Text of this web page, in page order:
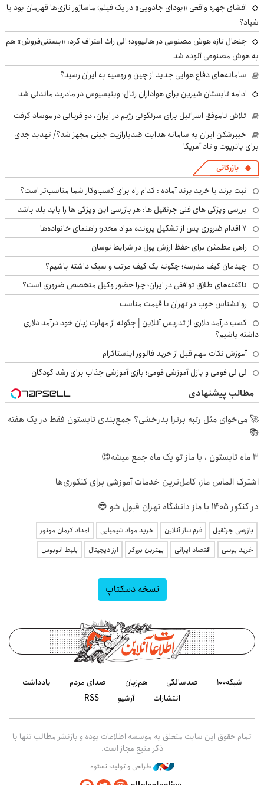
افشای چهره واقعی «بودای جادویی» در یک فیلم؛ ماساژور نازی‌ها قهرمان بود یا
شیاد؟
جنجال تازه هوش مصنوعی در هالیوود؛ الی راث اعتراف کرد: «بستنی‌فروش» هم
به هوش مصنوعی آلوده شد
سامانه‌های دفاع هوایی جدید از چین و روسیه به ایران رسید؟
ادامه تابستان شیرین برای هواداران رئال؛ وینیسیوس در مادرید ماندنی شد
تلاش ناموفق اسرائیل برای سرنگونی رژیم در ایران، دو قربانی در موساد گرفت
خیبرشکن ایران به سامانه هدایت ضدپارازیت چینی مجهز شد؟/ تهدید جدی
برای پاتریوت و تاد آمریکا
بازرگانی
ثبت برند یا خرید برند آماده : کدام راه برای کسب‌وکار شما مناسب‌تر است؟
بررسی ویژگی های فنی جرثقیل ها: هر بازرسی این ویژگی ها را باید بلد باشد
۷ اقدام ضروری پس از تشکیل پرونده مواد مخدر؛ راهنمای خانواده‌ها
راهی مطمئن برای حفظ ارزش پول در شرایط نوسان
چیدمان کیف مدرسه؛ چگونه یک کیف مرتب و سبک داشته باشیم؟
ناگفته‌های طلاق توافقی در ایران؛ چرا حضور وکیل متخصص ضروری است؟
روانشناس خوب در تهران با قیمت مناسب
کسب درآمد دلاری از تدریس آنلاین | چگونه از مهارت زبان خود درآمد دلاری
داشته باشیم؟
آموزش نکات مهم قبل از خرید فالوور اینستاگرام
لی لی فومی و پازل آموزشی فومی؛ بازی آموزشی جذاب برای رشد کودکان
مطالب پیشنهادی
🚀 می‌خوای مثل رتبه برترا بدرخشی؟ جمع‌بندی تابستون فقط در یک هفته
📚
3 ماه تابستون ، با ماز تو یک ماه جمع میشه😍
اشترک الماس ماز: کامل‌ترین خدمات آموزشی برای کنکوری‌ها
در کنکور 1405 با ماز دانشگاه تهران قبول شو 😎
بازرسی جرثقیل فرم ساز آنلاین خرید مواد شیمیایی
امداد کرمان موتور
خرید یوسی
اقتصاد ایرانی بهترین بروکر ارز دیجیتال بلیط اتوبوس
نسخه دسکتاپ
شبکه۱۰۰ صدسالگی هم‌زبان صدای مردم
یادداشت
انتشارات
آرشیو RSS
تمام حقوق این سایت متعلق به موسسه اطلاعات بوده و بازنشر مطالب تنها با
ذکر منبع مجاز است.
طراحی و تولید: نستوه